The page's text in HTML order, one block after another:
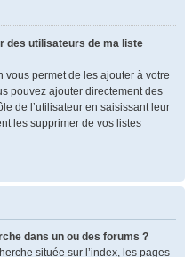
des utilisateurs de ma liste
vous permet de les ajouter à votre
pouvez ajouter directement des
de l’utilisateur en saisissant leur
les supprimer de vos listes
dans un ou des forums ?
située sur l’index, les pages